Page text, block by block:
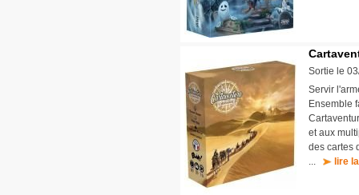
Sortie le
Servir
Ensemble
et aux
des cartes
...
lire